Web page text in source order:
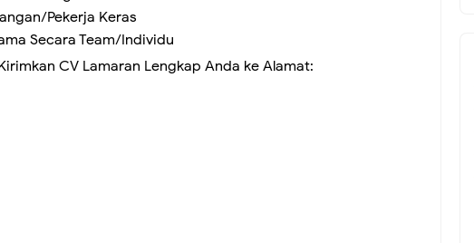
Pekerja Keras
Secara Team/Individu
CV Lamaran Lengkap Anda keAlamat: